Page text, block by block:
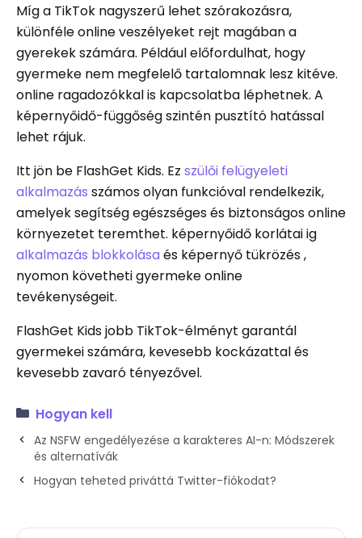
Míg a TikTok nagyszerű lehet szórakozásra,
különféle online veszélyeket rejt magában a
gyerekek számára. Például előfordulhat, hogy
gyermeke nem megfelelő tartalomnak lesz kitéve.
online ragadozókkal is kapcsolatba léphetnek. A
képernyőidő-függőség szintén pusztító hatással
lehet rájuk.
Itt jön be FlashGet Kids. Ez szülői felügyeleti
alkalmazás számos olyan funkcióval rendelkezik,
amelyek segítség egészséges és biztonságos online
környezetet teremthet. képernyőidő korlátai ig
alkalmazás blokkolása és képernyő tükrözés ,
nyomon követheti gyermeke online
tevékenységeit.
FlashGet Kids jobb TikTok-élményt garantál
gyermekei számára, kevesebb kockázattal és
kevesebb zavaró tényezővel.
Hogyan kell
Az NSFW engedélyezése a karakteres AI-n: Módszerek
és alternatívák
Hogyan teheted priváttá Twitter-fiókodat?